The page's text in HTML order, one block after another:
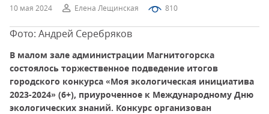
10 мая 2024 Елена Лещинская 810
Фото: Андрей Серебряков
В малом зале администрации Магнитогорска
состоялось торжественное подведение итогов
городского конкурса «Моя экологическая инициатива
2023-2024» (6+), приуроченное к Международному Дню
экологических знаний. Конкурс организован